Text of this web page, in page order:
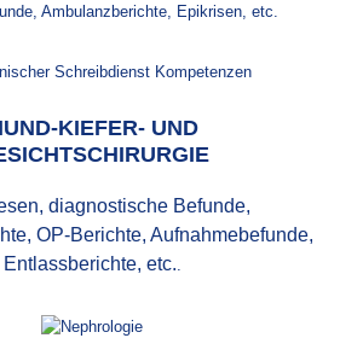
Ambulanzberichte, Epikrisen, etc.
KIEFER- UND
diagnostische Befunde,
OP-Berichte, Aufnahmebefunde,
Entlassberichte, etc.